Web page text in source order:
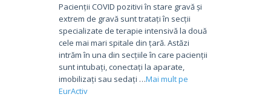
Pacienții COVID pozitivi în stare gravă și
extrem de gravă sunt tratați în secții
specializate de terapie intensivă la două
cele mai mari spitale din țară. Astăzi
intrăm în una din secțiile în care pacienții
sunt intubați, conectați la aparate,
imobilizați sau sedați …Mai mult pe
EurActiv